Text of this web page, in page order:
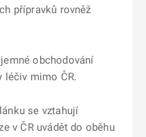
přípravků rovněž
obchodování
léčiv mimo ČR.
se vztahují
v ČR uvádět do oběhu